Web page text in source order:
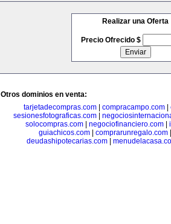
Realizar una Oferta
Precio Ofrecido $
Otros dominios en venta:
tarjetadecompras.com
compracampo.com
sesionesfotograficas.com
solocompras.com| negociofinanciero.com|
guiachicos.com
comprarunregalo.com
deudashipotecarias.com|